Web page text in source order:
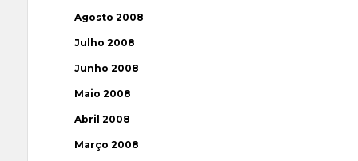
Agosto 2008
Julho 2008
Junho 2008
Maio 2008
Abril 2008
Março 2008